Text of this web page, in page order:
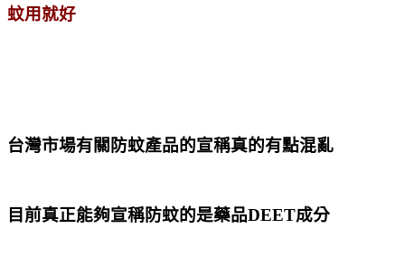
蚊用就好
台灣市場有關防蚊產品的宣稱真的有點混亂
目前真正能夠宣稱防蚊的是藥品DEET成分